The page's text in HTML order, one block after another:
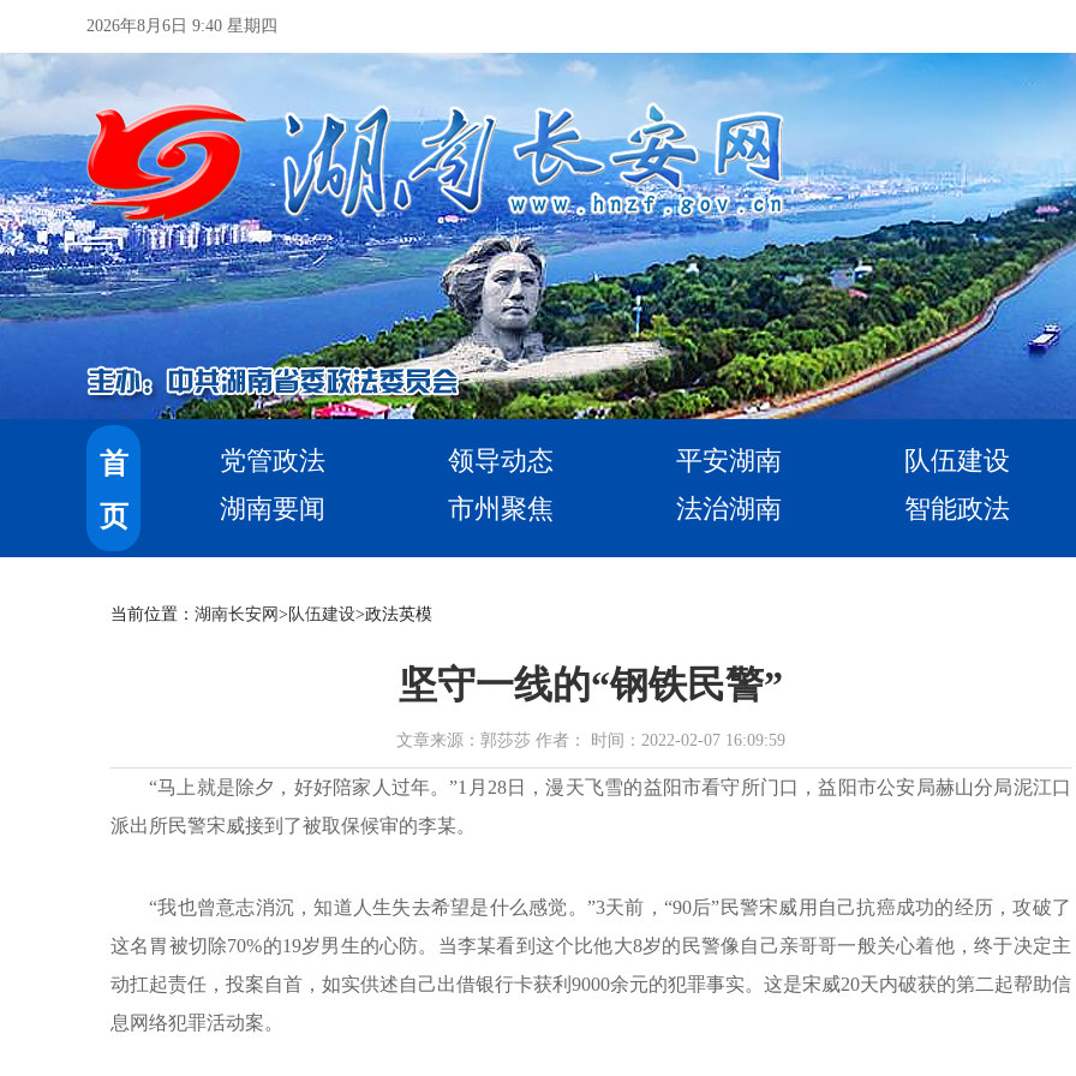
2026年8月6日 9:40 星期四
首
页
党管政法 领导动态 平安湖南
队伍建设
湖南要闻
市州聚焦 法治湖南 智能政法
当前位置： 湖南长安网 > 队伍建设>政法英模
坚守一线的“钢铁民警”
文章来源：郭莎莎 作者： 时间：2022-02-07 16:09:59
“马上就是除夕，好好陪家人过年。”1月28日，漫天飞雪的益阳市看守所门口，益阳市公安局赫山分局泥江口
派出所民警宋威接到了被取保候审的李某。
“我也曾意志消沉，知道人生失去希望是什么感觉。”3天前，“90后”民警宋威用自己抗癌成功的经历，攻破了
这名胃被切除70%的19岁男生的心防。当李某看到这个比他大8岁的民警像自己亲哥哥一般关心着他，终于决定主
动扛起责任，投案自首，如实供述自己出借银行卡获利9000余元的犯罪事实。这是宋威20天内破获的第二起帮助信
息网络犯罪活动案。